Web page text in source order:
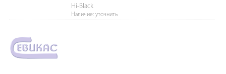
Hi-Black
Наличие: уточнить